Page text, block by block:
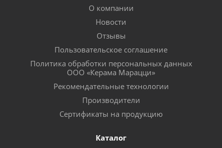
О компании
Новости
Отзывы
Пользовательское соглашение
Политика обработки персональных данных
ООО «Керама Марацци»
Рекомендательные технологии
Производители
Сертификаты на продукцию
Каталог